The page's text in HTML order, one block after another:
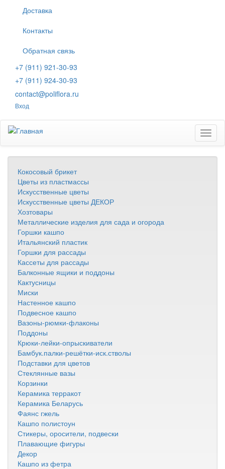
содержанию
Доставка
Контакты
Обратная связь
+7 (911) 921-30-93
+7 (911) 924-30-93
contact@poliflora.ru
Вход
Кокосовый брикет
Цветы из пластмассы
Искусственные цветы
Искусственные цветы ДЕКОР
Хозтовары
Металлические изделия для сада и огорода
Горшки кашпо
Итальянский пластик
Горшки для рассады
Кассеты для рассады
Балконные ящики и поддоны
Кактусницы
Миски
Настенное кашпо
Подвесное кашпо
Вазоны-рюмки-флаконы
Поддоны
Крюки-лейки-опрыскиватели
Бамбук.палки-решётки-иск.стволы
Подставки для цветов
Стеклянные вазы
Корзинки
Керамика терракот
Керамика Беларусь
Фаянс гжель
Кашпо полистоун
Стикеры, оросители, подвески
Плавающие фигуры
Декор
Кашпо из фетра